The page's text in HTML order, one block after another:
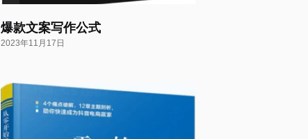
爆款文案写作公式
2023年11月17日